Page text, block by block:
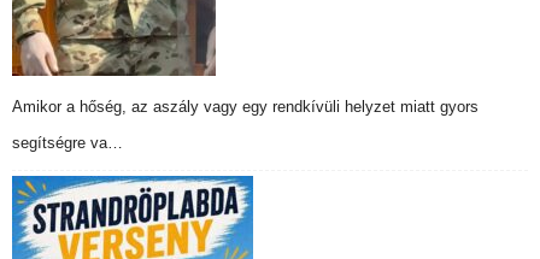
Amikor a hőség, az aszály vagy egy rendkívüli helyzet miatt gyors
segítségre va…